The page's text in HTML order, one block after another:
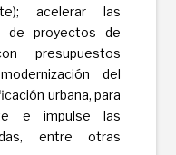
acelerar las
de proyectos de
presupuestos
del
urbana, para
e impulse las
entre otras